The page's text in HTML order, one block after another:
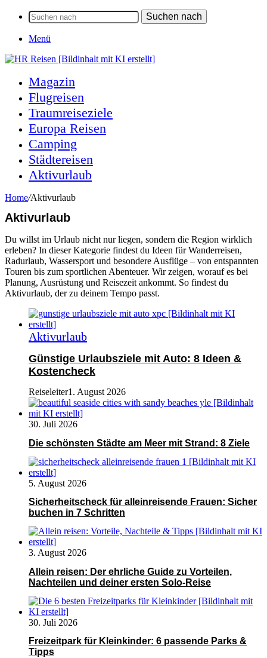
Suchen nach
Menü
Magazin
Flugreisen
Traumreiseziele
Europa Reisen
Camping
Städtereisen
Aktivurlaub
Home/Aktivurlaub
Aktivurlaub
Du willst im Urlaub nicht nur liegen, sondern die Region wirklich
erleben? In dieser Kategorie findest du Ideen für Wanderreisen,
Radurlaub, Wassersport und besondere Ausflüge – von entspannten
Touren bis zum sportlichen Abenteuer. Wir zeigen, worauf es bei
Planung, Ausrüstung und Reisezeit ankommt. So findest du
Aktivurlaub, der zu deinem Tempo passt.
Aktivurlaub
Günstige Urlaubsziele mit Auto: 8 Ideen &
Kostencheck
Reiseleiter1. August 2026
30. Juli 2026
Die schönsten Städte am Meer mit Strand: 8 Ziele
5. August 2026
Sicherheitscheck für alleinreisende Frauen: Sicher
buchen in 7 Schritten
3. August 2026
Allein reisen: Der ehrliche Guide zu Vorteilen,
Nachteilen und deiner ersten Solo-Reise
30. Juli 2026
Freizeitpark für Kleinkinder: 6 passende Parks &
Tipps